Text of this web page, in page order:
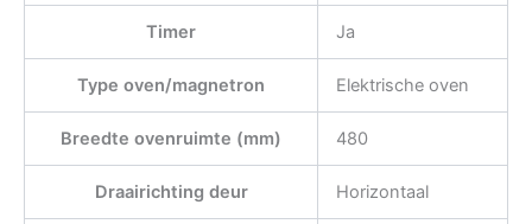
Timer Ja
Type oven/magnetron Elektrische oven
Breedte ovenruimte (mm) 480
Draairichting deur Horizontaal